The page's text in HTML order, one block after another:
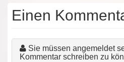
Einen
Sie müssen angemeldet
Kommentar schreiben zu